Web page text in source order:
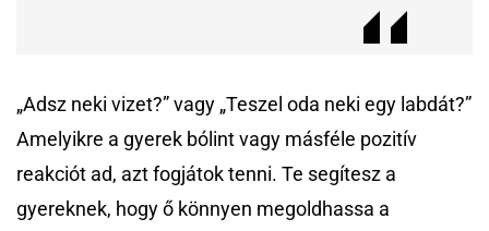
„Adsz neki vizet?” vagy „Teszel oda neki egy labdát?”
Amelyikre a gyerek bólint vagy másféle pozitív
reakciót ad, azt fogjátok tenni. Te segítesz a
gyereknek, hogy ő könnyen megoldhassa a